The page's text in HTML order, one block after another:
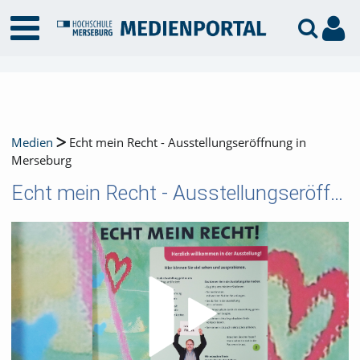
Medien
Echt mein Recht - Ausstellungseröffnung in
Merseburg
Echt mein Recht - Ausstellungseröffnung in Merseburg